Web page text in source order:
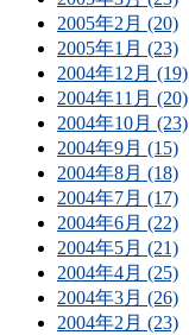
2005年2月 (20)
2005年1月 (23)
2004年12月 (19)
2004年11月 (20)
2004年10月 (23)
2004年9月 (15)
2004年8月 (18)
2004年7月 (17)
2004年6月 (22)
2004年5月 (21)
2004年4月 (25)
2004年3月 (26)
2004年2月 (23)